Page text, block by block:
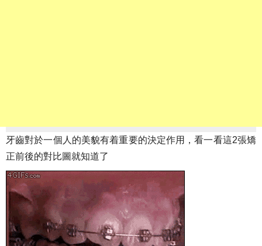
牙齒對於一個人的美貌有着重要的決定作用，看一看這2張矯
正前後的對比圖就知道了